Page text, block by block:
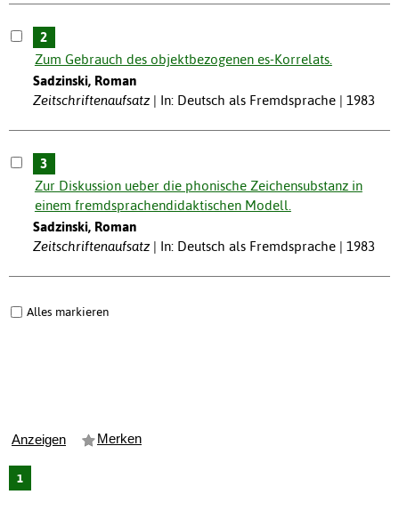
2
Zum Gebrauch des objektbezogenen es-Korrelats.
Sadzinski, Roman
Zeitschriftenaufsatz
In: Deutsch als Fremdsprache | 1983
3
Zur Diskussion ueber die phonische Zeichensubstanz in
einem fremdsprachendidaktischen Modell.
Sadzinski, Roman
Zeitschriftenaufsatz
In: Deutsch als Fremdsprache | 1983
Alles markieren
Anzeigen Merken
1